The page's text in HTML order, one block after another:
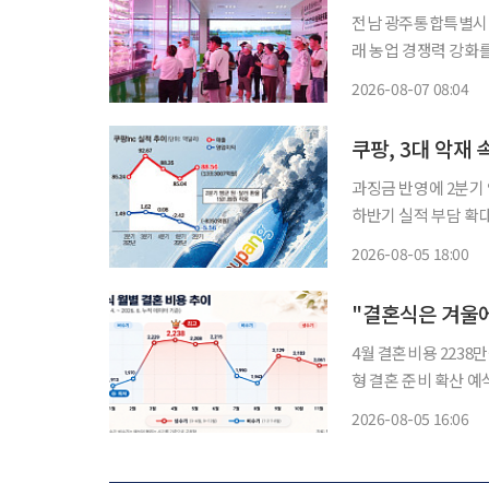
전남 광주통합특별
래 농업 경쟁력 강화를 위한 정책 발굴
2026-08-07 08:04
쿠팡, 3대 악재
과징금 반영에 2분
하반기 실적 부담 확
2026-08-05 18:00
"결혼식은 겨울
4월 결혼비용 2238
형 결혼 준비 확산 예식 시기를 조정하는 것만으로도 결혼 비용을 최대 325만원 아낄 수 있는
2026-08-05 16:06